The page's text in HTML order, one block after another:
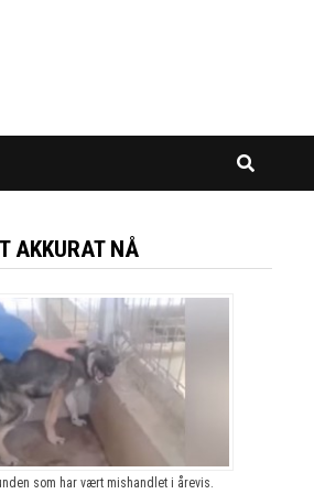
AKKURAT NÅ
som har vært mishandlet i årevis.